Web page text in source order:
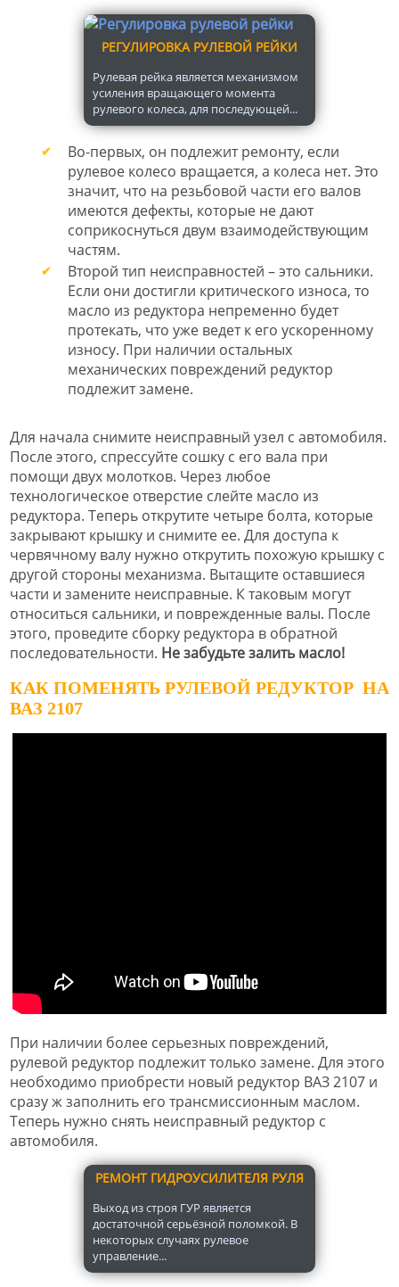
РЕГУЛИРОВКА РУЛЕВОЙ РЕЙКИ
Рулевая рейка является механизмом
усиления вращающего момента
рулевого колеса, для последующей...
Во-первых, он подлежит ремонту, если
рулевое колесо вращается, а колеса нет. Это
значит, что на резьбовой части его валов
имеются дефекты, которые не дают
соприкоснуться двум взаимодействующим
частям.
Второй тип неисправностей – это сальники.
Если они достигли критического износа, то
масло из редуктора непременно будет
протекать, что уже ведет к его ускоренному
износу. При наличии остальных
механических повреждений редуктор
подлежит замене.
Для начала снимите неисправный узел с автомобиля.
После этого, спрессуйте сошку с его вала при
помощи двух молотков. Через любое
технологическое отверстие слейте масло из
редуктора. Теперь открутите четыре болта, которые
закрывают крышку и снимите ее. Для доступа к
червячному валу нужно открутить похожую крышку с
другой стороны механизма. Вытащите оставшиеся
части и замените неисправные. К таковым могут
относиться сальники, и поврежденные валы. После
этого, проведите сборку редуктора в обратной
последовательности. Не забудьте залить масло!
КАК ПОМЕНЯТЬ РУЛЕВОЙ РЕДУКТОР НА
ВАЗ 2107
При наличии более серьезных повреждений,
рулевой редуктор подлежит только замене. Для этого
необходимо приобрести новый редуктор ВАЗ 2107 и
сразу ж заполнить его трансмиссионным маслом.
Теперь нужно снять неисправный редуктор с
автомобиля.
РЕМОНТ ГИДРОУСИЛИТЕЛЯ РУЛЯ
Выход из строя ГУР является
достаточной серьёзной поломкой. В
некоторых случаях рулевое
управление...